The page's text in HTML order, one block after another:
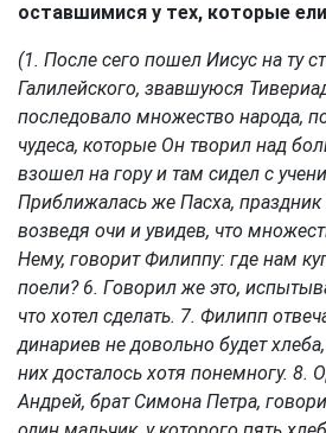
оставшимися у тех, которые
(1. После сего пошел Иисус на ту
Галилейского, звавшуюся
последовало множество народа,
чудеса, которые Он творил над
взошел на гору и там сидел с
Приближалась же Пасха, праздник
возведя очи и увидев, что
Нему, говорит Филиппу: где нам
поели? 6. Говорил же это,
что хотел сделать. 7. Филипп
динариев не довольно будет
них досталось хотя понемногу. 8.
Андрей, брат Симона Петра,